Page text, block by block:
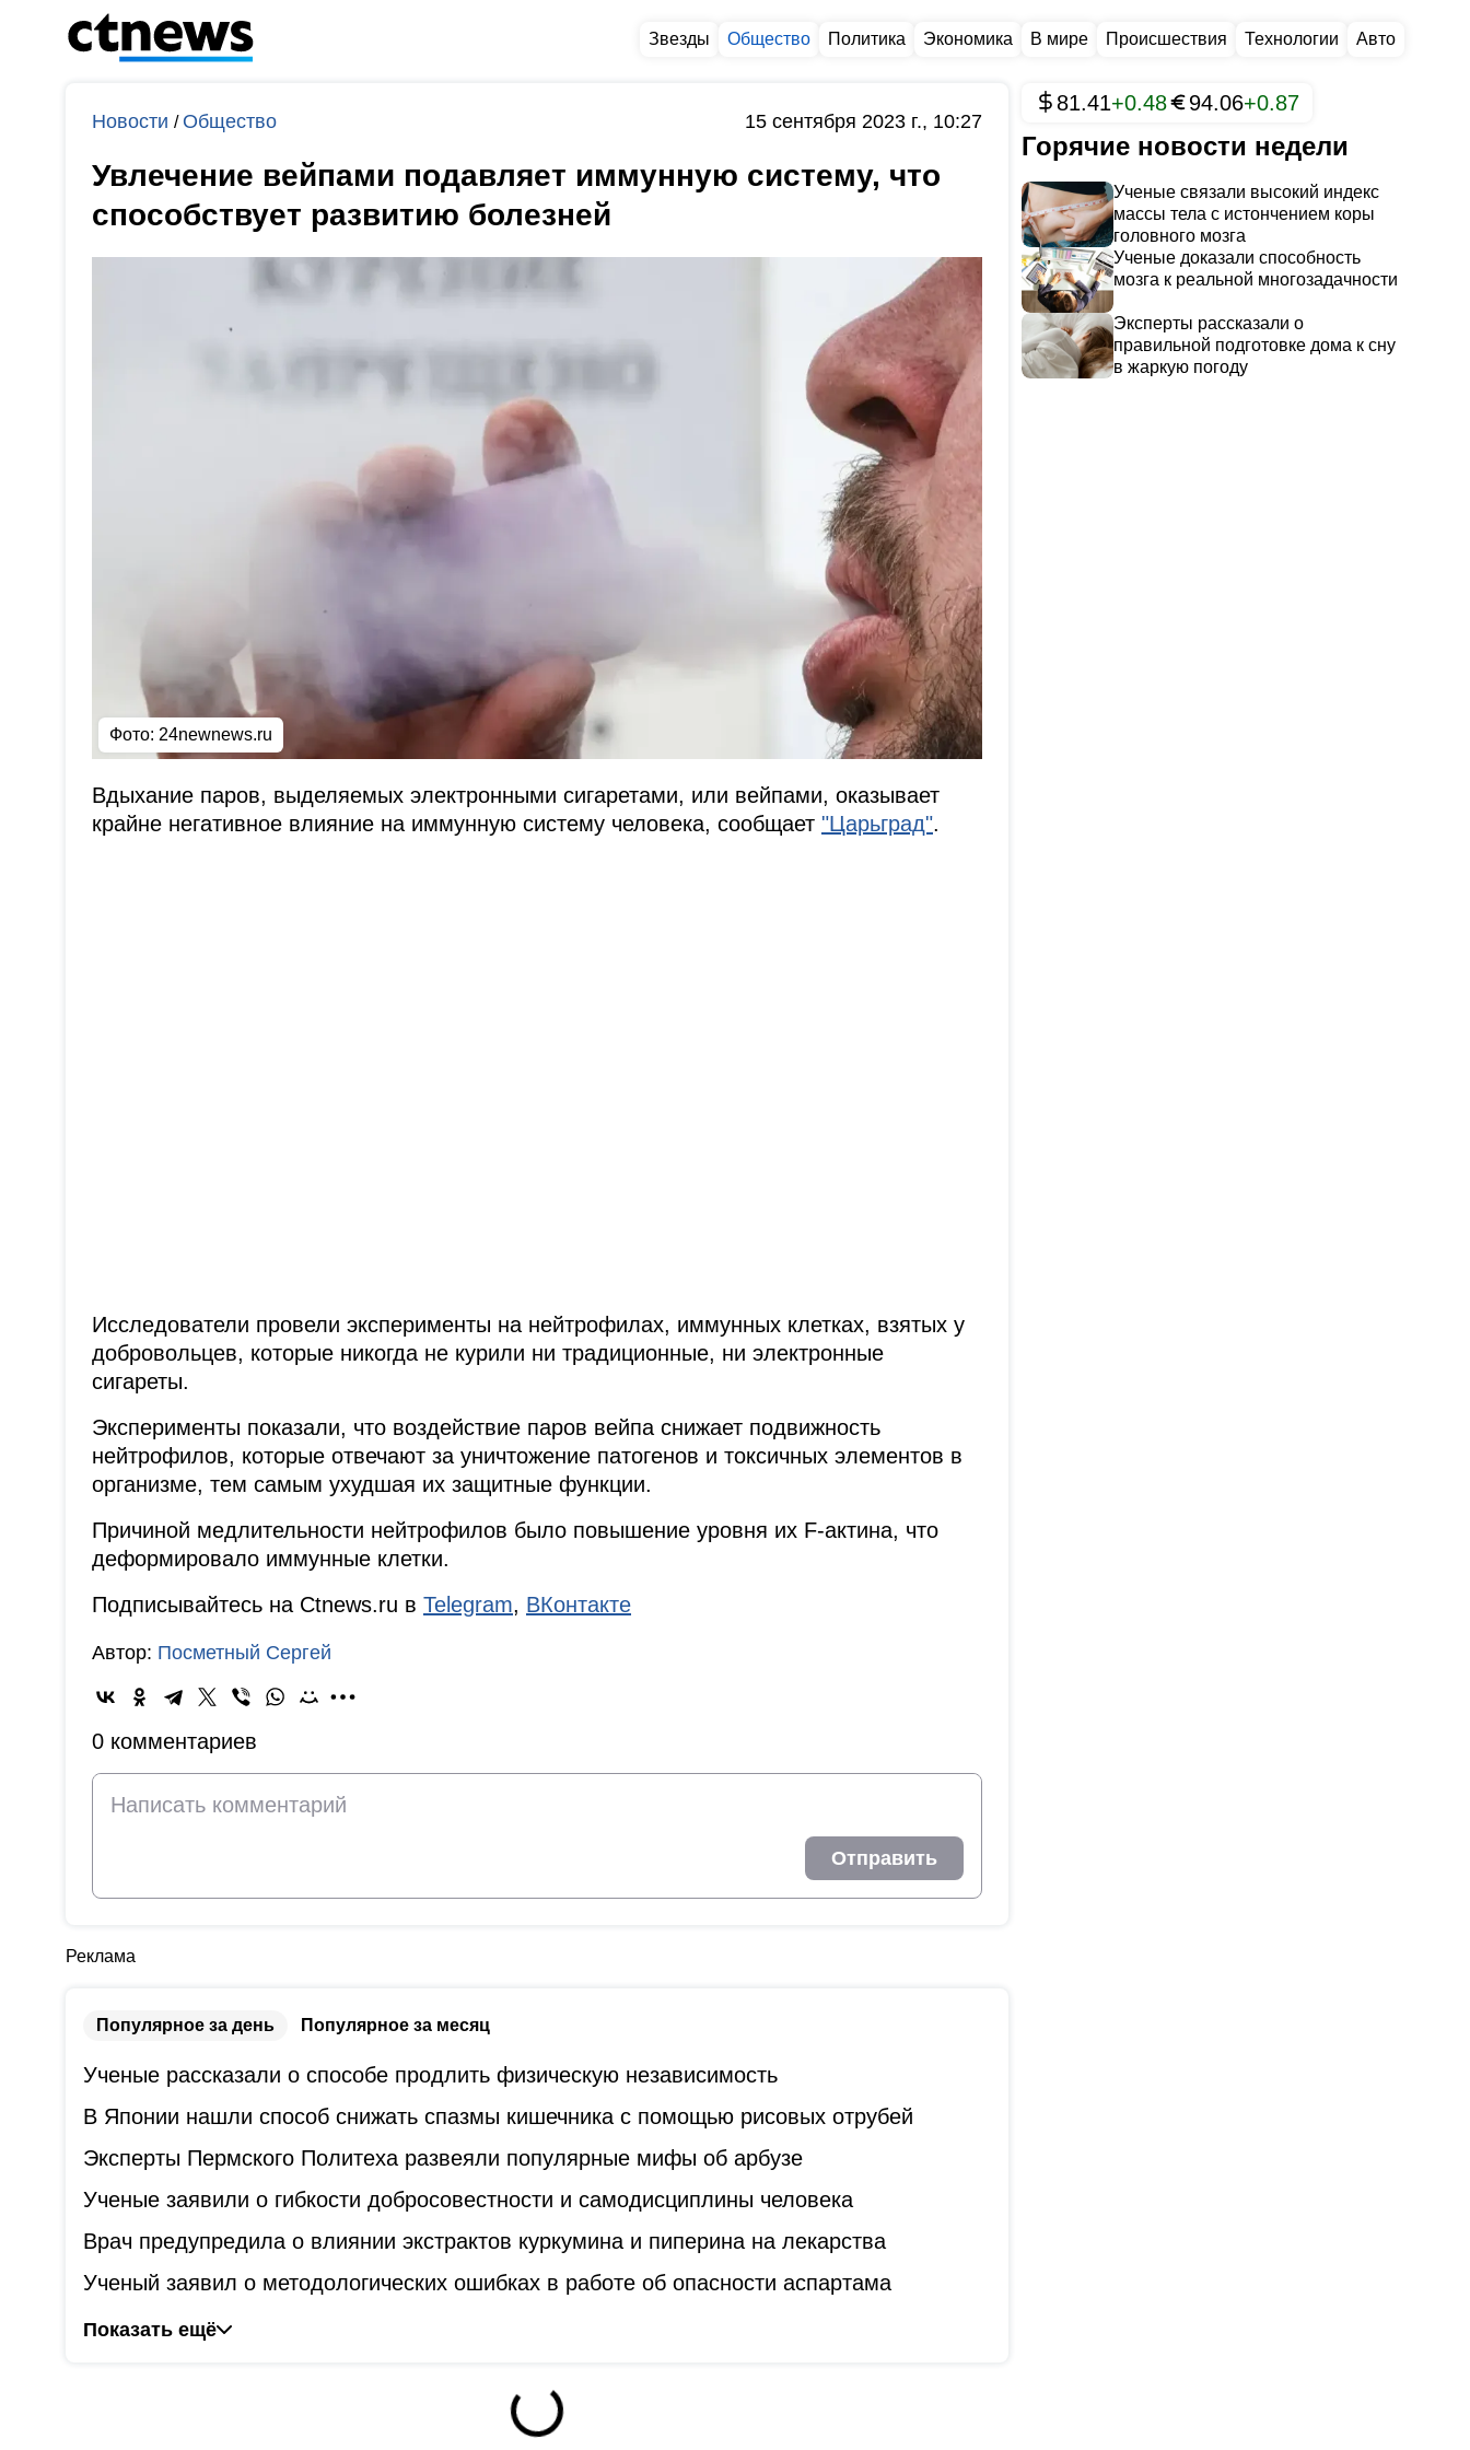
Звезды Общество Политика Экономика В мире Происшествия Технологии Авто
Новости /Общество 15 сентября 2023 г., 10:27
Увлечение вейпами подавляет иммунную систему, что
способствует развитию болезней
Фото: 24newnews.ru
Вдыхание паров, выделяемых электронными сигаретами, или вейпами, оказывает
крайне негативное влияние на иммунную систему человека, сообщает "Царьград".
Исследователи провели эксперименты на нейтрофилах, иммунных клетках, взятых у
добровольцев, которые никогда не курили ни традиционные, ни электронные
сигареты.
Эксперименты показали, что воздействие паров вейпа снижает подвижность
нейтрофилов, которые отвечают за уничтожение патогенов и токсичных элементов в
организме, тем самым ухудшая их защитные функции.
Причиной медлительности нейтрофилов было повышение уровня их F-актина, что
деформировало иммунные клетки.
Подписывайтесь на Ctnews.ru в Telegram, ВКонтакте
Автор: Посметный Сергей
0 комментариев
Отправить
Реклама
Популярное за день Популярное за месяц
Ученые рассказали о способе продлить физическую независимость
В Японии нашли способ снижать спазмы кишечника с помощью рисовых отрубей
Эксперты Пермского Политеха развеяли популярные мифы об арбузе
Ученые заявили о гибкости добросовестности и самодисциплины человека
Врач предупредила о влиянии экстрактов куркумина и пиперина на лекарства
Ученый заявил о методологических ошибках в работе об опасности аспартама
Показать ещё
81.41+0.48 94.06+0.87
Горячие новости недели
Ученые связали высокий индекс
массы тела с истончением коры
головного мозга
Ученые доказали способность
мозга к реальной многозадачности
Эксперты рассказали о
правильной подготовке дома к сну
в жаркую погоду